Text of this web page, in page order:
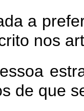
a
nos
de que